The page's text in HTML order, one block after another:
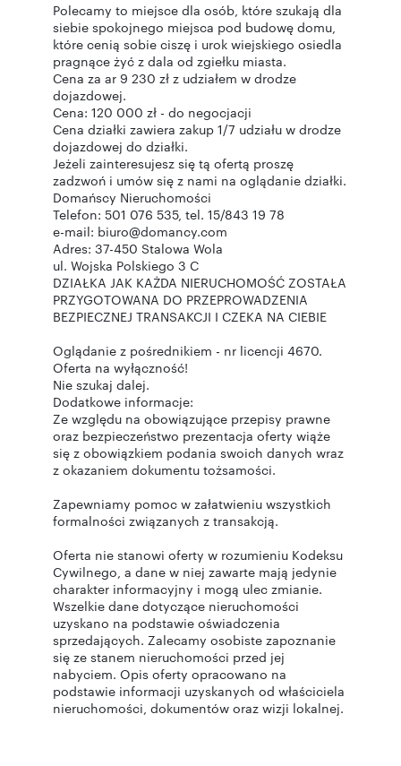
Polecamy to miejsce dla osób, które szukają dla
siebie spokojnego miejsca pod budowę domu,
które cenią sobie ciszę i urok wiejskiego osiedla
pragnące żyć z dala od zgiełku miasta.
Cena za ar 9 230 zł z udziałem w drodze
dojazdowej.
Cena: 120 000 zł - do negocjacji
Cena działki zawiera zakup 1/7 udziału w drodze
dojazdowej do działki.
Jeżeli zainteresujesz się tą ofertą proszę
zadzwoń i umów się z nami na oglądanie działki.
Domańscy Nieruchomości
Telefon: 501 076 535, tel. 15/843 19 78
e-mail: biuro@domancy.com
Adres: 37-450 Stalowa Wola
ul. Wojska Polskiego 3 C
DZIAŁKA JAK KAŻDA NIERUCHOMOŚĆ ZOSTAŁA
PRZYGOTOWANA DO PRZEPROWADZENIA
BEZPIECZNEJ TRANSAKCJI I CZEKA NA CIEBIE
Oglądanie z pośrednikiem - nr licencji 4670.
Oferta na wyłączność!
Nie szukaj dalej.
Dodatkowe informacje:
Ze względu na obowiązujące przepisy prawne
oraz bezpieczeństwo prezentacja oferty wiąże
się z obowiązkiem podania swoich danych wraz
z okazaniem dokumentu tożsamości.
Zapewniamy pomoc w załatwieniu wszystkich
formalności związanych z transakcją.
Oferta nie stanowi oferty w rozumieniu Kodeksu
Cywilnego, a dane w niej zawarte mają jedynie
charakter informacyjny i mogą ulec zmianie.
Wszelkie dane dotyczące nieruchomości
uzyskano na podstawie oświadczenia
sprzedających. Zalecamy osobiste zapoznanie
się ze stanem nieruchomości przed jej
nabyciem. Opis oferty opracowano na
podstawie informacji uzyskanych od właściciela
nieruchomości, dokumentów oraz wizji lokalnej.